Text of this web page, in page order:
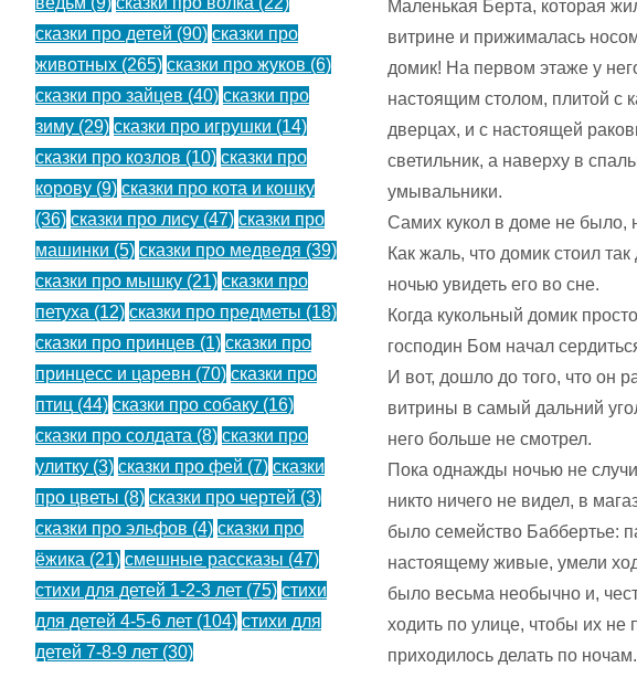
Маленькая Берта, которая
витрине и прижималась
домик! На первом этаже у
настоящим столом, плитой с
дверцах, и с настоящей
светильник, а наверху в
умывальники.
Самих кукол в доме не было,
Как жаль, что домик стоил
ночью увидеть его во сне.
Когда кукольный домик
господин Бом начал
И вот, дошло до того, что он
витрины в самый дальний
него больше не смотрел.
Пока однажды ночью не
никто ничего не видел, в
было семейство Баббертье:
настоящему живые, умели
было весьма необычно и,
ходить по улице, чтобы их
приходилось делать по
сказки про детей (90) сказки про
животных (265) сказки про жуков (6)
сказки про зайцев (40) сказки про
зиму (29) сказки про игрушки (14)
сказки про козлов (10) сказки про
корову (9) сказки про кота и кошку
(36) сказки про лису (47) сказки про
машинки (5) сказки про медведя (39)
сказки про мышку (21) сказки про
петуха (12) сказки про предметы (18)
сказки про принцев (1) сказки про
принцесс и царевн (70) сказки про
птиц (44) сказки про собаку (16)
сказки про солдата (8) сказки про
улитку (3) сказки про фей (7) сказки
про цветы (8) сказки про чертей (3)
сказки про эльфов (4) сказки про
ёжика (21) смешные рассказы (47)
стихи для детей 1-2-3 лет (75) стихи
для детей 4-5-6 лет (104) стихи для
детей 7-8-9 лет (30)